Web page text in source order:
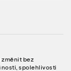
změnit bez
spolehlivosti